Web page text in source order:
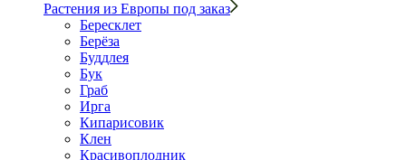
Растения из Европы под заказ
Бересклет
Берёза
Буддлея
Бук
Граб
Ирга
Кипарисовик
Клен
Красивоплодник